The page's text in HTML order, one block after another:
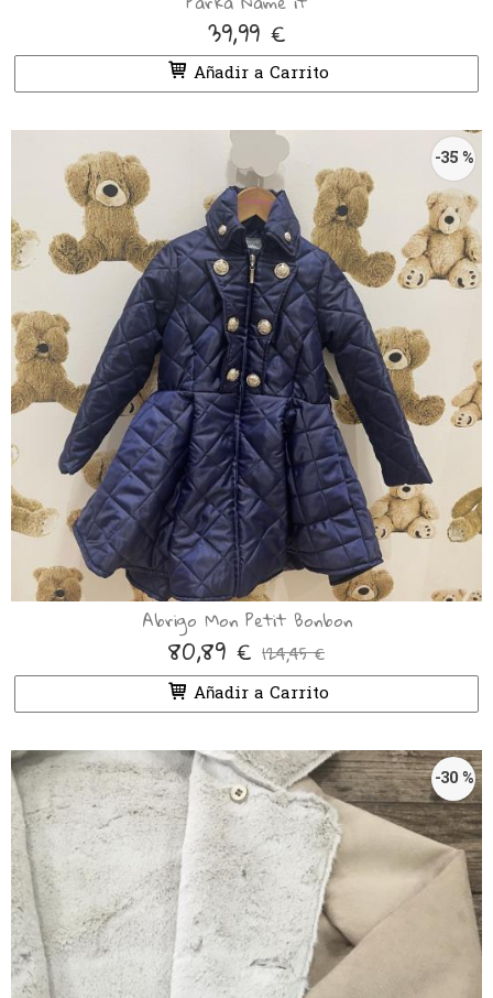
39,99 €
Añadir a Carrito
-35 %
Abrigo Mon Petit Bonbon
80,89 € 124,45 €
Añadir a Carrito
-30 %